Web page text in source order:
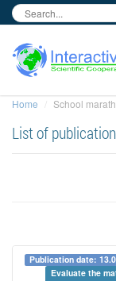
Home School
List of
Publication date:
Evaluate the